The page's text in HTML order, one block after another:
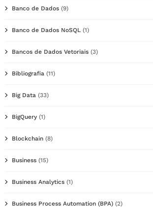
Banco de Dados (9)
Banco de Dados NoSQL (1)
Bancos de Dados Vetoriais (3)
Bibliografia (11)
Big Data (33)
BigQuery (1)
Blockchain (8)
Business (15)
Business Analytics (1)
Business Process Automation (BPA) (2)